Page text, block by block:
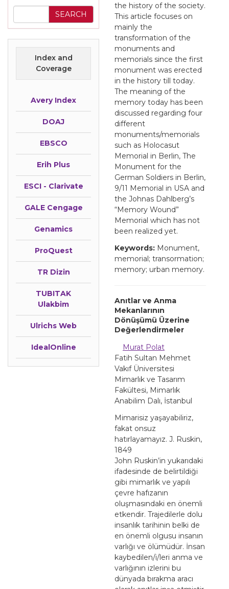
Index and
Coverage
Avery Index
DOAJ
EBSCO
Erih Plus
ESCI - Clarivate
GALE Cengage
Genamics
ProQuest
TR Dizin
TUBITAK
Ulakbim
Ulrichs Web
IdealOnline
the history of the society.
This article focuses on
mainly the
transformation of the
monuments and
memorials since the first
monument was erected
in the history till today.
The meaning of the
memory today has been
discussed regarding four
different
monuments/memorials
such as Holocasut
Memorial in Berlin, The
Monument for the
German Soldiers in Berlin,
9/11 Memorial in USA and
the Johnas Dahlberg’s
“Memory Wound”
Memorial which has not
been realized yet.
Keywords: Monument,
memorial; transormation;
memory; urban memory.
Anıtlar ve Anma
Mekanlarının
Dönüşümü Üzerine
Değerlendirmeler
Murat Polat
Fatih Sultan Mehmet
Vakıf Üniversitesi
Mimarlık ve Tasarım
Fakültesi, Mimarlık
Anabilim Dalı, İstanbul
Mimarisiz yaşayabiliriz,
fakat onsuz
hatırlayamayız. J. Ruskin,
1849
John Ruskin’in yukarıdaki
ifadesinde de belirtildiği
gibi mimarlık ve yapılı
çevre hafızanın
oluşmasındaki en önemli
etkendir. Trajedilerle dolu
insanlık tarihinin belki de
en önemli olgusu insanın
varlığı ve ölümüdür. İnsan
kaybedilen/i/leri anma ve
varlığının izlerini bu
dünyada bırakma aracı